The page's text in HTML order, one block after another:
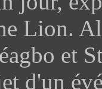
Lion.
et
d'un